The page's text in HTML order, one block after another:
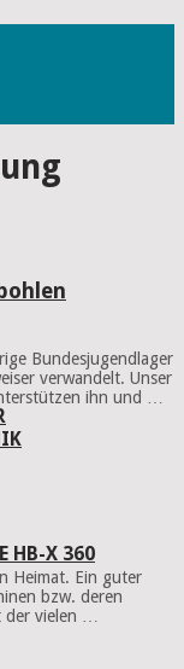
HB-X 360
Bundesjugendlager
verwandelt. Unser
ihn und …
Heimat. Ein guter
bzw. deren
vielen …